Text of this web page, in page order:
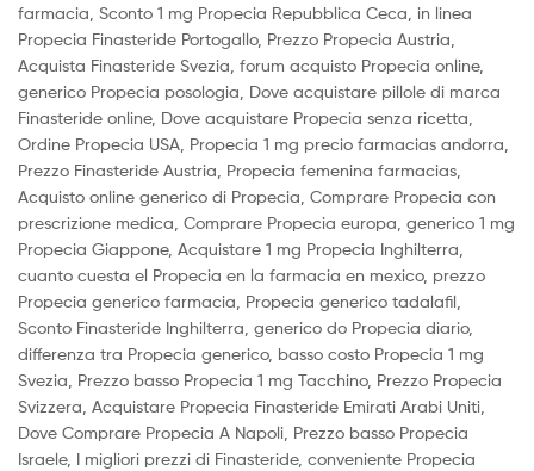
farmacia, Sconto 1 mg Propecia Repubblica Ceca, in linea
Propecia Finasteride Portogallo, Prezzo Propecia Austria,
Acquista Finasteride Svezia, forum acquisto Propecia online,
generico Propecia posologia, Dove acquistare pillole di marca
Finasteride online, Dove acquistare Propecia senza ricetta,
Ordine Propecia USA, Propecia 1 mg precio farmacias andorra,
Prezzo Finasteride Austria, Propecia femenina farmacias,
Acquisto online generico di Propecia, Comprare Propecia con
prescrizione medica, Comprare Propecia europa, generico 1 mg
Propecia Giappone, Acquistare 1 mg Propecia Inghilterra,
cuanto cuesta el Propecia en la farmacia en mexico, prezzo
Propecia generico farmacia, Propecia generico tadalafil,
Sconto Finasteride Inghilterra, generico do Propecia diario,
differenza tra Propecia generico, basso costo Propecia 1 mg
Svezia, Prezzo basso Propecia 1 mg Tacchino, Prezzo Propecia
Svizzera, Acquistare Propecia Finasteride Emirati Arabi Uniti,
Dove Comprare Propecia A Napoli, Prezzo basso Propecia
Israele, I migliori prezzi di Finasteride, conveniente Propecia